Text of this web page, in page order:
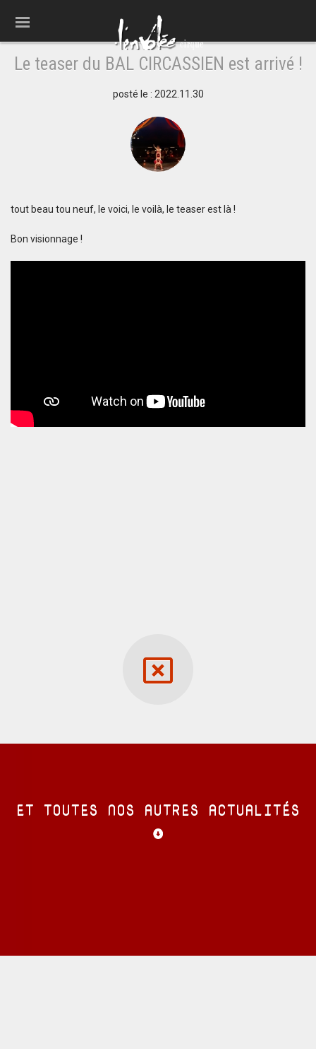
Le teaser du BAL CIRCASSIEN est arrivé !
posté le : 2022.11.30
tout beau tou neuf, le voici, le voilà, le teaser est là !
Bon visionnage !
ET TOUTES NOS AUTRES ACTUALITÉS